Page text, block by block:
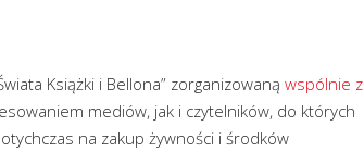
Książki i Bellona” zorganizowaną wspólnie z
mediów, jak i czytelników, do których
na zakup żywności i środków